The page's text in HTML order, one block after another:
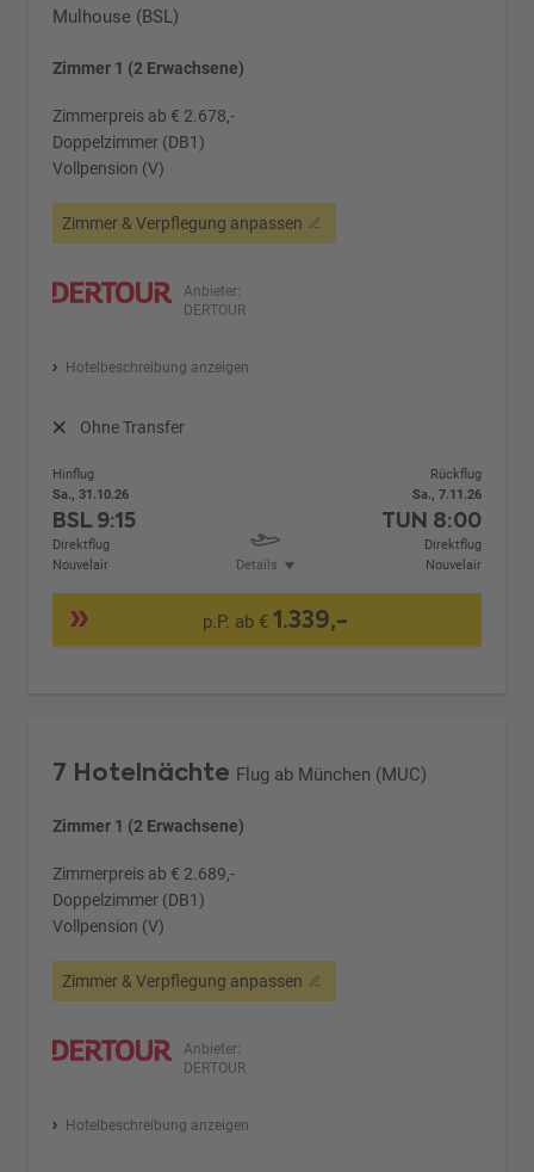
Mulhouse (BSL)
Zimmer 1 (2 Erwachsene)
Zimmerpreis ab € 2.678,-
Doppelzimmer (DB1)
Vollpension (V)
Zimmer & Verpflegung anpassen
Anbieter:
DERTOUR
Hotelbeschreibung anzeigen
Ohne Transfer
Hinflug
Sa., 31.10.26
BSL9:15
Direktflug
Nouvelair
Details
Rückflug
Sa., 7.11.26
TUN 8:00
Direktflug
Nouvelair
p.P. ab €1.339,-
7 Hotelnächte Flug ab München (MUC)
Zimmer 1 (2 Erwachsene)
Zimmerpreis ab € 2.689,-
Doppelzimmer (DB1)
Vollpension (V)
Zimmer & Verpflegung anpassen
Anbieter:
DERTOUR
Hotelbeschreibung anzeigen